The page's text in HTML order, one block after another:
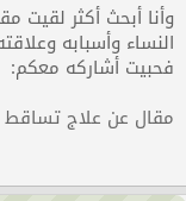
وأنا أبحث أكثر
النساء وأسبابه
فحبيت أشاركه معكم:
مقال عن علاج تساقط